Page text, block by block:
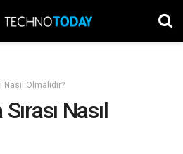
Nasıl Olmalıdır?
Nasıl